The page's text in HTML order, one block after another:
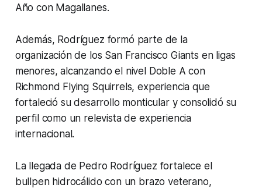
Año con Magallanes.
Además, Rodríguez formó parte de la
organización de los San Francisco Giants en ligas
menores, alcanzando el nivel Doble A con
Richmond Flying Squirrels, experiencia que
fortaleció su desarrollo monticular y consolidó su
perfil como un relevista de experiencia
internacional.
La llegada de Pedro Rodríguez fortalece el
bullpen hidrocálido con un brazo veterano,